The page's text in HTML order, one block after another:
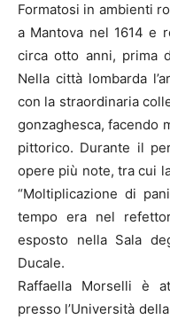
Formatosi in ambienti
a Mantova nel 1614 e
circa otto anni, prima
Nella città lombarda
con la straordinaria
gonzaghesca, facendo
pittorico. Durante il
opere più note, tra cui
“Moltiplicazione di
tempo era nel
esposto nella Sala
Ducale.
Raffaella Morselli è
presso l’Università